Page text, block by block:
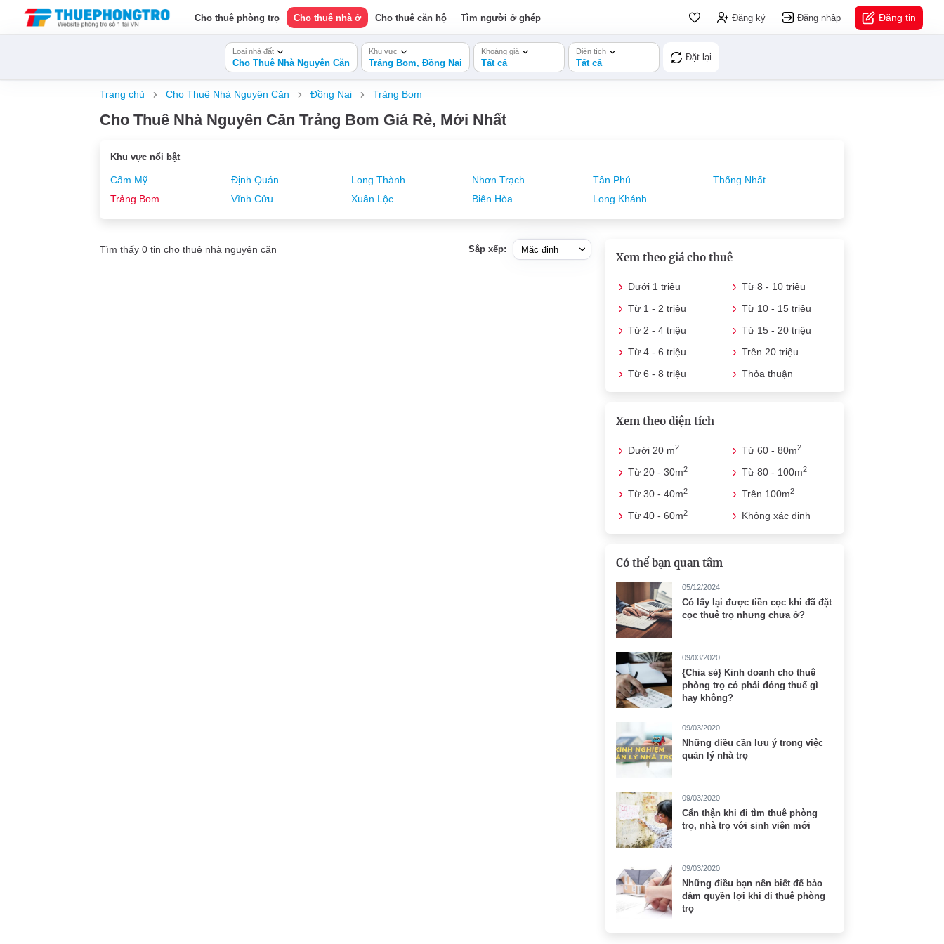
Cho thuê phòng trọ Cho thuê nhà ở Cho thuê căn hộ Tìm người ở ghép Đăng ký Đăng nhập Đăng tin
Loại nhà đất
Cho Thuê Nhà Nguyên Căn
Khu vực
Trảng Bom, Đồng Nai
Khoảng giá
Tất cả
Diện tích
Tất cả
Đặt lại
Trang chủ Cho Thuê Nhà Nguyên Căn Đồng Nai Trảng Bom
Cho Thuê Nhà Nguyên Căn Trảng Bom Giá Rẻ, Mới Nhất
Khu vực nổi bật
Cẩm Mỹ Định Quán Long Thành Nhơn Trạch Tân Phú
Thống Nhất
Trảng Bom
Vĩnh Cửu Xuân Lộc Biên Hòa Long Khánh
Tìm thấy 0 tin cho thuê nhà nguyên căn Sắp xếp:
Xem theo giá cho thuê
Dưới 1 triệu
Từ 1 - 2 triệu
Từ 2 - 4 triệu
Từ 4 - 6 triệu
Từ 6 - 8 triệu
Từ 8 - 10 triệu
Từ 10 - 15 triệu
Từ 15 - 20 triệu
Trên 20 triệu
Thỏa thuận
Xem theo diện tích
Dưới 20 m2
Từ 20 - 30m2
Từ 30 - 40m2
Từ 40 - 60m2
Từ 60 - 80m2
Từ 80 - 100m2
Trên 100m2
Không xác định
Có thể bạn quan tâm
05/12/2024
Có lấy lại được tiền cọc khi đã đặt
cọc thuê trọ nhưng chưa ở?
09/03/2020
{Chia sẻ} Kinh doanh cho thuê
phòng trọ có phải đóng thuế gì
hay không?
09/03/2020
Những điều cần lưu ý trong việc
quản lý nhà trọ
09/03/2020
Cẩn thận khi đi tìm thuê phòng
trọ, nhà trọ với sinh viên mới
09/03/2020
Những điều bạn nên biết để bảo
đảm quyền lợi khi đi thuê phòng
trọ